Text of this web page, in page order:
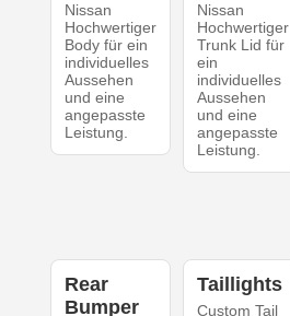
Nissan
Hochwertiger
Body für ein
individuelles
Aussehen
und eine
angepasste
Leistung.
Nissan
Hochwertiger
Trunk Lid für
ein
individuelles
Aussehen
und eine
angepasste
Leistung.
Rear
Bumper
Taillights
Custom Tail